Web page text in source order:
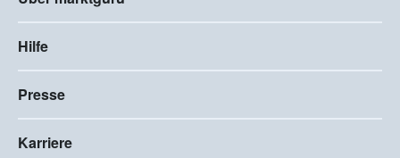
Hilfe
Presse
Karriere